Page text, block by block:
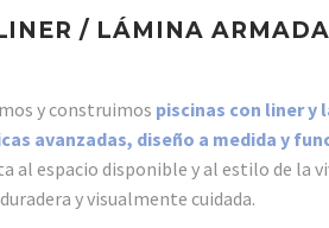
/ LÁMINA
y construimos piscinas con liner y
avanzadas, diseño a medida y
al espacio disponible y al estilo de la
y visualmente cuidada.